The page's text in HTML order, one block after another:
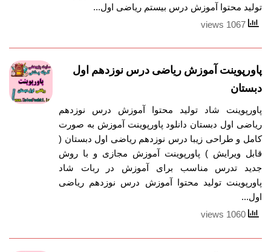
تولید محتوا آموزش درس بیستم ریاضی اول...
پاورپوینت آموزش ریاضی درس نوزدهم اول
دبستان
پاورپوینت شاد تولید محتوا آموزش درس نوزدهم
ریاضی اول دبستان دانلود پاورپوینت آموزش به صورت
کامل و طراحی زیبا درس نوزدهم ریاضی اول دبستان (
قابل ویرایش ) پاورپوینت آموزش مجازی و با روش
جدید تدرس مناسب برای آموزش در ربات شاد
پاورپوینت تولید محتوا آموزش درس نوزدهم ریاضی
اول...